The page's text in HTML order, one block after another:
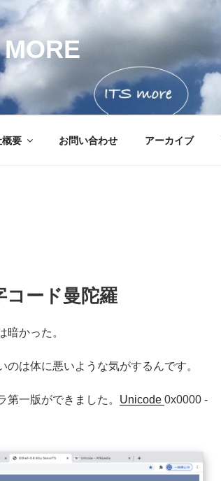
要 お問い合わせ アーカイブ
コード曼陀羅
暗かった。
は体に悪いような気がするんです。
第一版ができました。 Unicode 0x0000 -